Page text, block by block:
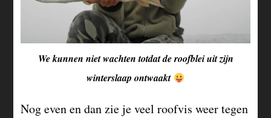
We kunnen niet wachten totdat de roofblei uit zijn
winterslaap ontwaakt
Nog even en dan zie je veel roofvis weer tegen